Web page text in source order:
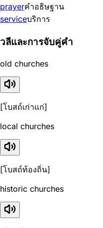
prayerคำอธิษฐาน
serviceบริการ
วลีและการจับคู่คำ
old churches
[โบสถ์เก่าแก่]
local churches
[โบสถ์ท้องถิ่น]
historic churches